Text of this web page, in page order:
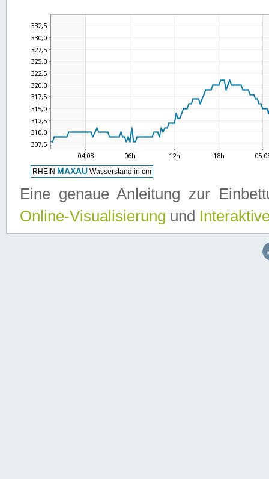
Eine genaue Anleitung zur
Online-Visualisierung und